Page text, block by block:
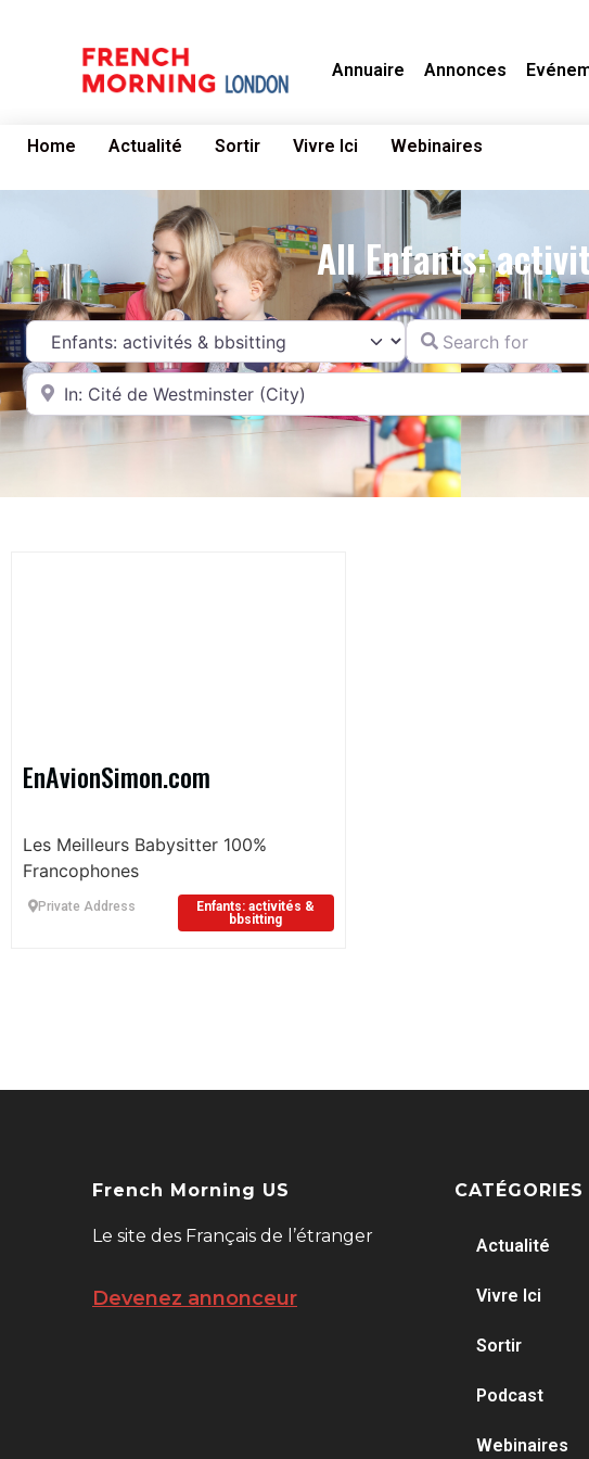
Annuaire Annonces
Home Actualité Sortir Vivre Ici Webinaires
All Enfants:
Catégorie Search for
Near
EnAvionSimon.com
Les Meilleurs Babysitter 100%
Francophones
Private Address
Enfants: activités &
bbsitting
French Morning US
Le site des Français de l’étranger
Devenez annonceur
CATÉGORIES
Actualité
Vivre Ici
Sortir
Podcast
Webinaires